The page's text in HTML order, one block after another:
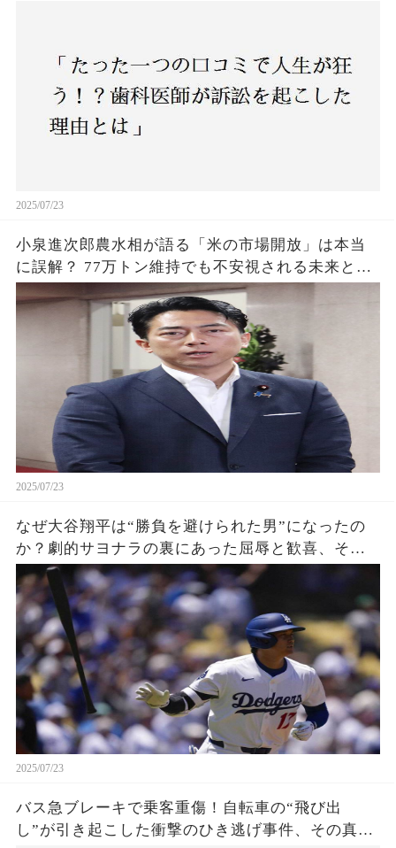
2025/07/23
小泉進次郎農水相が語る「米の市場開放」は本当
に誤解？ 77万トン維持でも不安視される未来と
は？
2025/07/23
なぜ大谷翔平は“勝負を避けられた男”になったの
か？劇的サヨナラの裏にあった屈辱と歓喜、その
瞬間をあなたはどう見る？
2025/07/23
バス急ブレーキで乗客重傷！自転車の“飛び出
し”が引き起こした衝撃のひき逃げ事件、その真相